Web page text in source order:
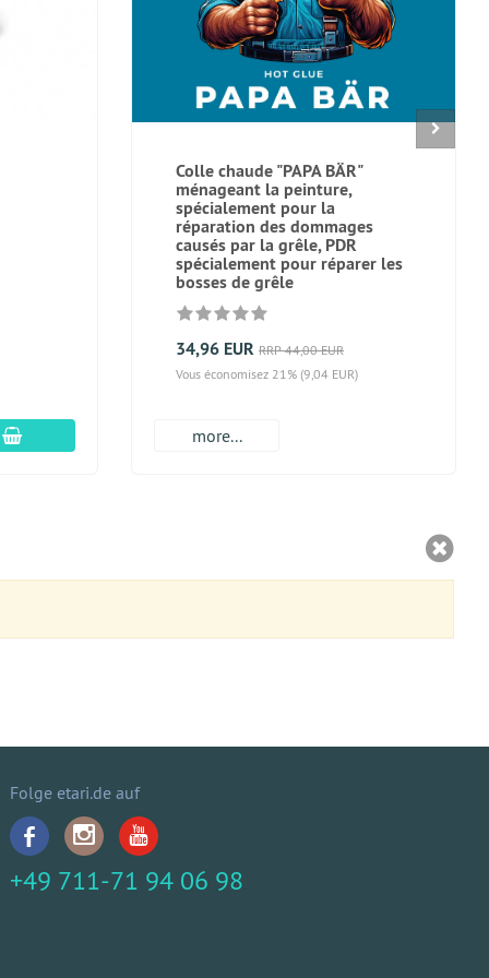
Ajouter au panier
Colle chaude "PAPA BÄR"
ménageant la peinture,
spécialement pour la
réparation des dommages
causés par la grêle, PDR
spécialement pour réparer les
bosses de grêle
34,96 EUR RRP 44,00 EUR
Vous économisez 21% (9,04 EUR)
more...
Folge etari.de auf
+49 711-71 94 06 98